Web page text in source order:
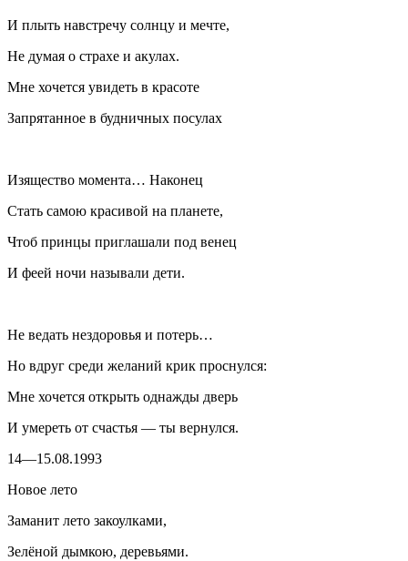
И плыть навстречу солнцу и мечте,
Не думая о страхе и акулах.
Мне хочется увидеть в красоте
Запрятанное в будничных посулах
Изящество момента… Наконец
Стать самою красивой на планете,
Чтоб принцы приглашали под венец
И феей ночи называли дети.
Не ведать нездоровья и потерь…
Но вдруг среди желаний крик проснулся:
Мне хочется открыть однажды дверь
И умереть от счастья — ты вернулся.
14—15.08.1993
Новое лето
Заманит лето закоулками,
Зелёной дымкою, деревьями.